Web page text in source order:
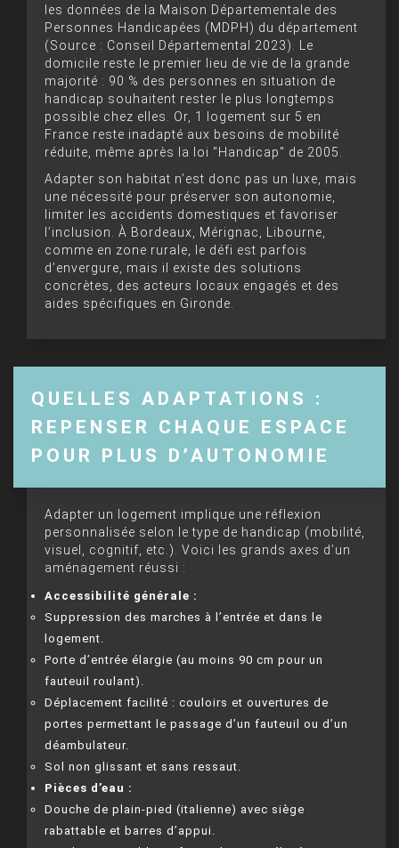
les données de la Maison Départementale des
Personnes Handicapées (MDPH) du département
(Source : Conseil Départemental 2023). Le
domicile reste le premier lieu de vie de la grande
majorité : 90 % des personnes en situation de
handicap souhaitent rester le plus longtemps
possible chez elles. Or, 1 logement sur 5 en
France reste inadapté aux besoins de mobilité
réduite, même après la loi "Handicap" de 2005.
Adapter son habitat n’est donc pas un luxe, mais
une nécessité pour préserver son autonomie,
limiter les accidents domestiques et favoriser
l’inclusion. À Bordeaux, Mérignac, Libourne,
comme en zone rurale, le défi est parfois
d’envergure, mais il existe des solutions
concrètes, des acteurs locaux engagés et des
aides spécifiques en Gironde.
QUELLES ADAPTATIONS :
REPENSER CHAQUE ESPACE
POUR PLUS D’AUTONOMIE
Adapter un logement implique une réflexion
personnalisée selon le type de handicap (mobilité,
visuel, cognitif, etc.). Voici les grands axes d’un
aménagement réussi :
Accessibilité générale :
Suppression des marches à l’entrée et dans le
logement.
Porte d’entrée élargie (au moins 90 cm pour un
fauteuil roulant).
Déplacement facilité : couloirs et ouvertures de
portes permettant le passage d’un fauteuil ou d’un
déambulateur.
Sol non glissant et sans ressaut.
Pièces d’eau :
Douche de plain-pied (italienne) avec siège
rabattable et barres d’appui.